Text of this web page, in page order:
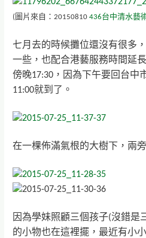
(圖片來自：20150810436台中清水藝
七月去的時候攤位還沒有很多
一些，也配合港藝服務時間延
傍晚17:30，因為下午要回台中
11:00就到了。
在一棵佈滿氣根的大樹下，兩
因為學妹照顧三個孩子(沒錯是
的小物也在這裡擺，最近有小